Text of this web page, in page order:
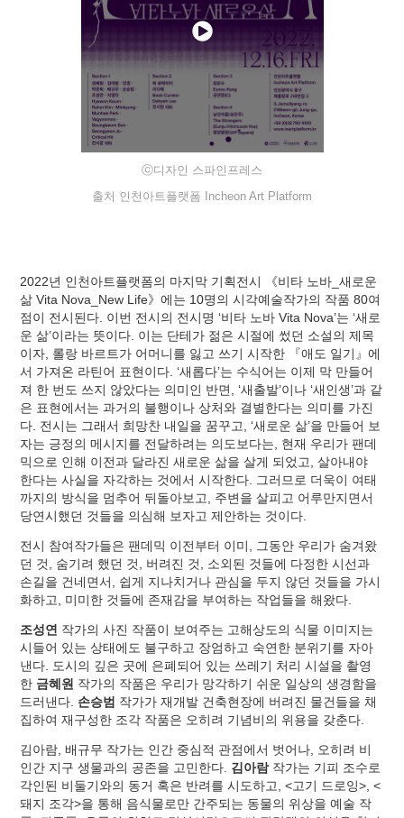
ⓒ디자인 스파인프레스
출처 인천아트플랫폼 Incheon Art Platform
2022년 인천아트플랫폼의 마지막 기획전시 《비타 노바_새로운
삶 Vita Nova_New Life》에는 10명의 시각예술작가의 작품 80여
점이 전시된다. 이번 전시의 전시명 ‘비타 노바 Vita Nova’는 ‘새로
운 삶’이라는 뜻이다. 이는 단테가 젊은 시절에 썼던 소설의 제목
이자, 롤랑 바르트가 어머니를 잃고 쓰기 시작한 『애도 일기』에
서 가져온 라틴어 표현이다. ‘새롭다’는 수식어는 이제 막 만들어
져 한 번도 쓰지 않았다는 의미인 반면, ‘새출발’이나 ‘새인생’과 같
은 표현에서는 과거의 불행이나 상처와 결별한다는 의미를 가진
다. 전시는 그래서 희망찬 내일을 꿈꾸고, ‘새로운 삶’을 만들어 보
자는 긍정의 메시지를 전달하려는 의도보다는, 현재 우리가 팬데
믹으로 인해 이전과 달라진 새로운 삶을 살게 되었고, 살아내야
한다는 사실을 자각하는 것에서 시작한다. 그러므로 더욱이 여태
까지의 방식을 멈추어 뒤돌아보고, 주변을 살피고 어루만지면서
당연시했던 것들을 의심해 보자고 제안하는 것이다.
전시 참여작가들은 팬데믹 이전부터 이미, 그동안 우리가 숨겨왔
던 것, 숨기려 했던 것, 버려진 것, 소외된 것들에 다정한 시선과
손길을 건네면서, 쉽게 지나치거나 관심을 두지 않던 것들을 가시
화하고, 미미한 것들에 존재감을 부여하는 작업들을 해왔다.
조성연 작가의 사진 작품이 보여주는 고해상도의 식물 이미지는
시들어 있는 상태에도 불구하고 장엄하고 숙연한 분위기를 자아
낸다. 도시의 깊은 곳에 은폐되어 있는 쓰레기 처리 시설을 촬영
한 금혜원 작가의 작품은 우리가 망각하기 쉬운 일상의 생경함을
드러낸다. 손승범 작가가 재개발 건축현장에 버려진 물건들을 채
집하여 재구성한 조각 작품은 오히려 기념비의 위용을 갖춘다.
김아람, 배규무 작가는 인간 중심적 관점에서 벗어나, 오히려 비
인간 지구 생물과의 공존을 고민한다. 김아람작가는 기피 조수로
각인된 비둘기와의 동거 혹은 반려를 시도하고, <고기 드로잉>, <
돼지 조각>을 통해 음식물로만 간주되는 동물의 위상을 예술 작